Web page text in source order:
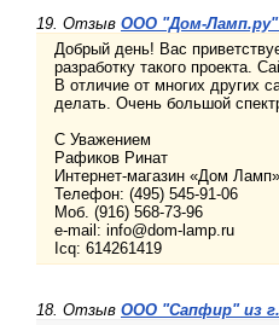
19. Отзыв ООО "Дом-Ламп.ру"
Добрый день! Вас
разработку такого проекта.
В отличие от многих других
делать. Очень большой
С Уважением
Рафиков Ринат
Интернет-магазин «Дом Ламп»
Телефон: (495) 545-91-06
Моб. (916) 568-73-96
e-mail: info@dom-lamp.ru
Icq: 614261419
18. Отзыв ООО "Сапфир" из